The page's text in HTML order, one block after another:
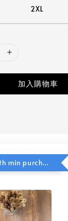
2XL
加入購物車
$5 add on with min purchase